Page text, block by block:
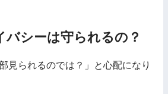
バシーは守られるの？
見られるのでは？」と心配になり